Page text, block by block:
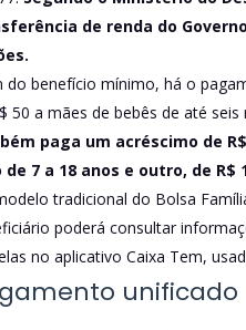
de renda do
do benefício mínimo, há o
50 a mães de bebês de até
paga um acréscimo de
7 a 18 anos e outro, de R$
tradicional do Bolsa
poderá consultar
no aplicativo Caixa Tem,
unificado